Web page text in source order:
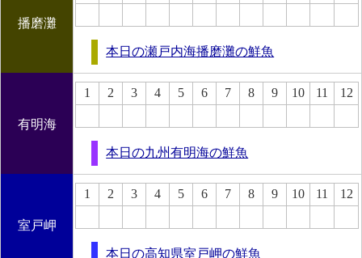
播磨灘
本日の瀬戸内海播磨灘の鮮魚
有明海
1 2 3 4 5 6 7 8 9 10 11 12
本日の九州有明海の鮮魚
室戸岬
1 2 3 4 5 6 7 8 9 10 11 12
本日の高知県室戸岬の鮮魚